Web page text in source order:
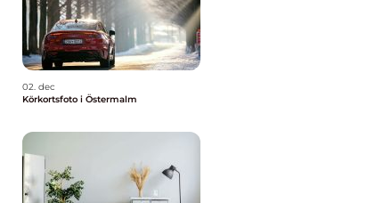
02. dec
Körkortsfoto i Östermalm